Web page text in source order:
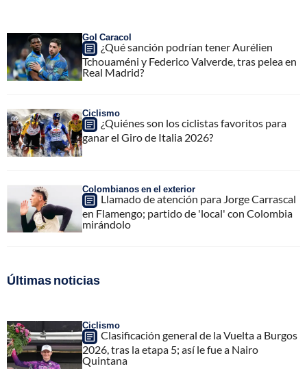
Gol Caracol
¿Qué sanción podrían tener Aurélien
Tchouaméni y Federico Valverde, tras pelea en
Real Madrid?
Ciclismo
¿Quiénes son los ciclistas favoritos para
ganar el Giro de Italia 2026?
Colombianos en el exterior
Llamado de atención para Jorge Carrascal
en Flamengo; partido de 'local' con Colombia
mirándolo
Últimas noticias
Ciclismo
Clasificación general de la Vuelta a Burgos
2026, tras la etapa 5; así le fue a Nairo
Quintana